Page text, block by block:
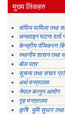
मुख्य लिंकहरु
संघिय मामिला तथा
अनलाइन घटना दर्ता
केन्द्रीय पंजिकरण
स्थानीय शासन तथा
बोल पत्र
सूचना तथा संचार
अर्थ मन्त्रालय
नेपाल कानुन आयोग
गृह मन्त्रालय
कृषि भुमि सुधार